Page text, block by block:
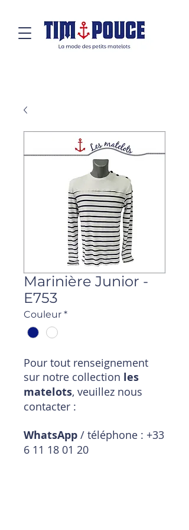
Marinière Junior -
E753
Couleur *
Pour tout renseignement
sur notre collection les
matelots, veuillez nous
contacter :
WhatsApp / téléphone : +33
6 11 18 01 20